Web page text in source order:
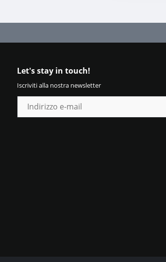
Let's stay in touch!
Iscriviti alla nostra newsletter